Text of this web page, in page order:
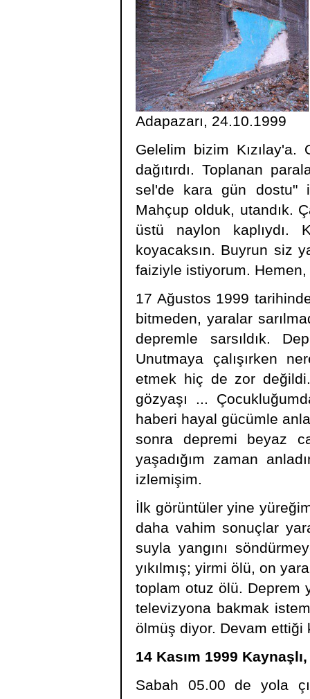
Adapazarı, 24.10.1999
Gelelim bizim Kızılay'a.
dağıtırdı. Toplanan
sel'de kara gün dostu"
Mahçup olduk, utandık.
üstü naylon kaplıydı.
koyacaksın. Buyrun siz
faiziyle istiyorum.
17 Ağustos 1999
bitmeden, yaralar
depremle sarsıldık.
Unutmaya çalışırken
etmek hiç de zor
gözyaşı ...
haberi hayal gücümle
sonra depremi beyaz
yaşadığım zaman
izlemişim.
İlk görüntüler yine
daha vahim sonuçlar
suyla yangını
yıkılmış; yirmi ölü, on
toplam otuz ölü. Deprem
televizyona bakmak
ölmüş diyor. Devam ettiği
14 Kasım 1999
Sabah 05.00 de yola